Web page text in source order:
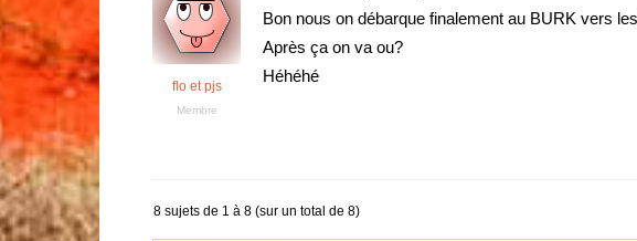
flo et pjs
Membre
Bon nous on débarque finalement au BURK vers
Après ça on va ou?
Héhéhé
8 sujets de 1 à 8 (sur un total de 8)